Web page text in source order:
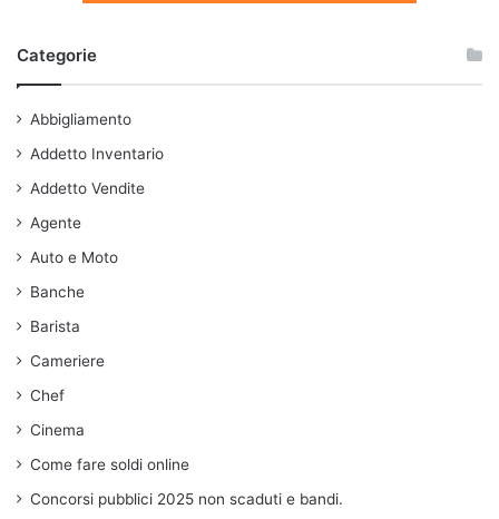
Categorie
Abbigliamento
Addetto Inventario
Addetto Vendite
Agente
Auto e Moto
Banche
Barista
Cameriere
Chef
Cinema
Come fare soldi online
Concorsi pubblici 2025 non scaduti e bandi.